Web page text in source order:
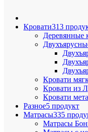
Кровати313
Деревянные
Кровати
Кровати
Кровати
Разное5 продукт
Матрасы335
Матрасы